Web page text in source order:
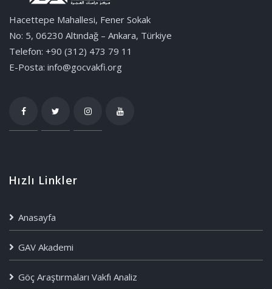
Hacettepe Mahallesi, Fener Sokak
No: 5, 06230 Altındağ – Ankara, Türkiye
Telefon: +90 (312) 473 79 11
E-Posta: info@gocvakfi.org
Hızlı Linkler
Anasayfa
GAV Akademi
Göç Araştırmaları Vakfı Analiz